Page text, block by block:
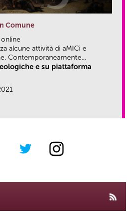
Comune
alcune attività di aMICi e
Contemporaneamente...
e su piattaforma